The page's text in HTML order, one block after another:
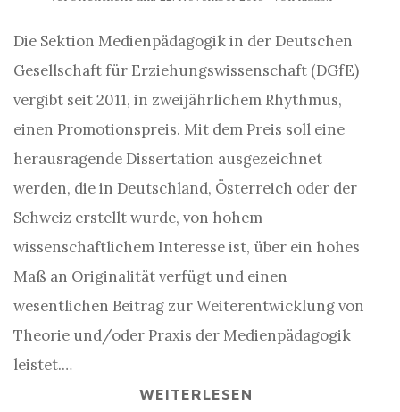
Die Sektion Medienpädagogik in der Deutschen
Gesellschaft für Erziehungswissenschaft (DGfE)
vergibt seit 2011, in zweijährlichem Rhythmus,
einen Promotionspreis. Mit dem Preis soll eine
herausragende Dissertation ausgezeichnet
werden, die in Deutschland, Österreich oder der
Schweiz erstellt wurde, von hohem
wissenschaftlichem Interesse ist, über ein hohes
Maß an Originalität verfügt und einen
wesentlichen Beitrag zur Weiterentwicklung von
Theorie und/oder Praxis der Medienpädagogik
leistet.…
WEITERLESEN